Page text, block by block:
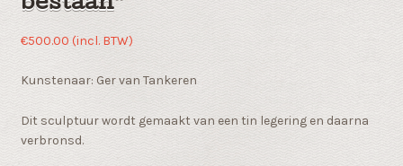
€500.00 (incl. BTW)
Kunstenaar: Ger van Tankeren
Dit sculptuur wordt gemaakt van een tin legering en daarna
verbronsd.